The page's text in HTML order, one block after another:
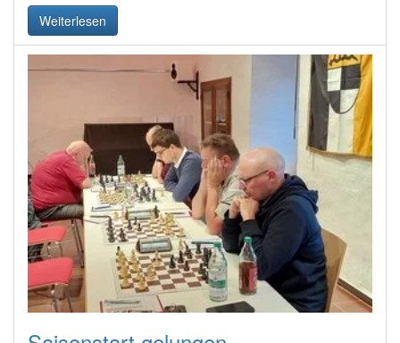
Weiterlesen